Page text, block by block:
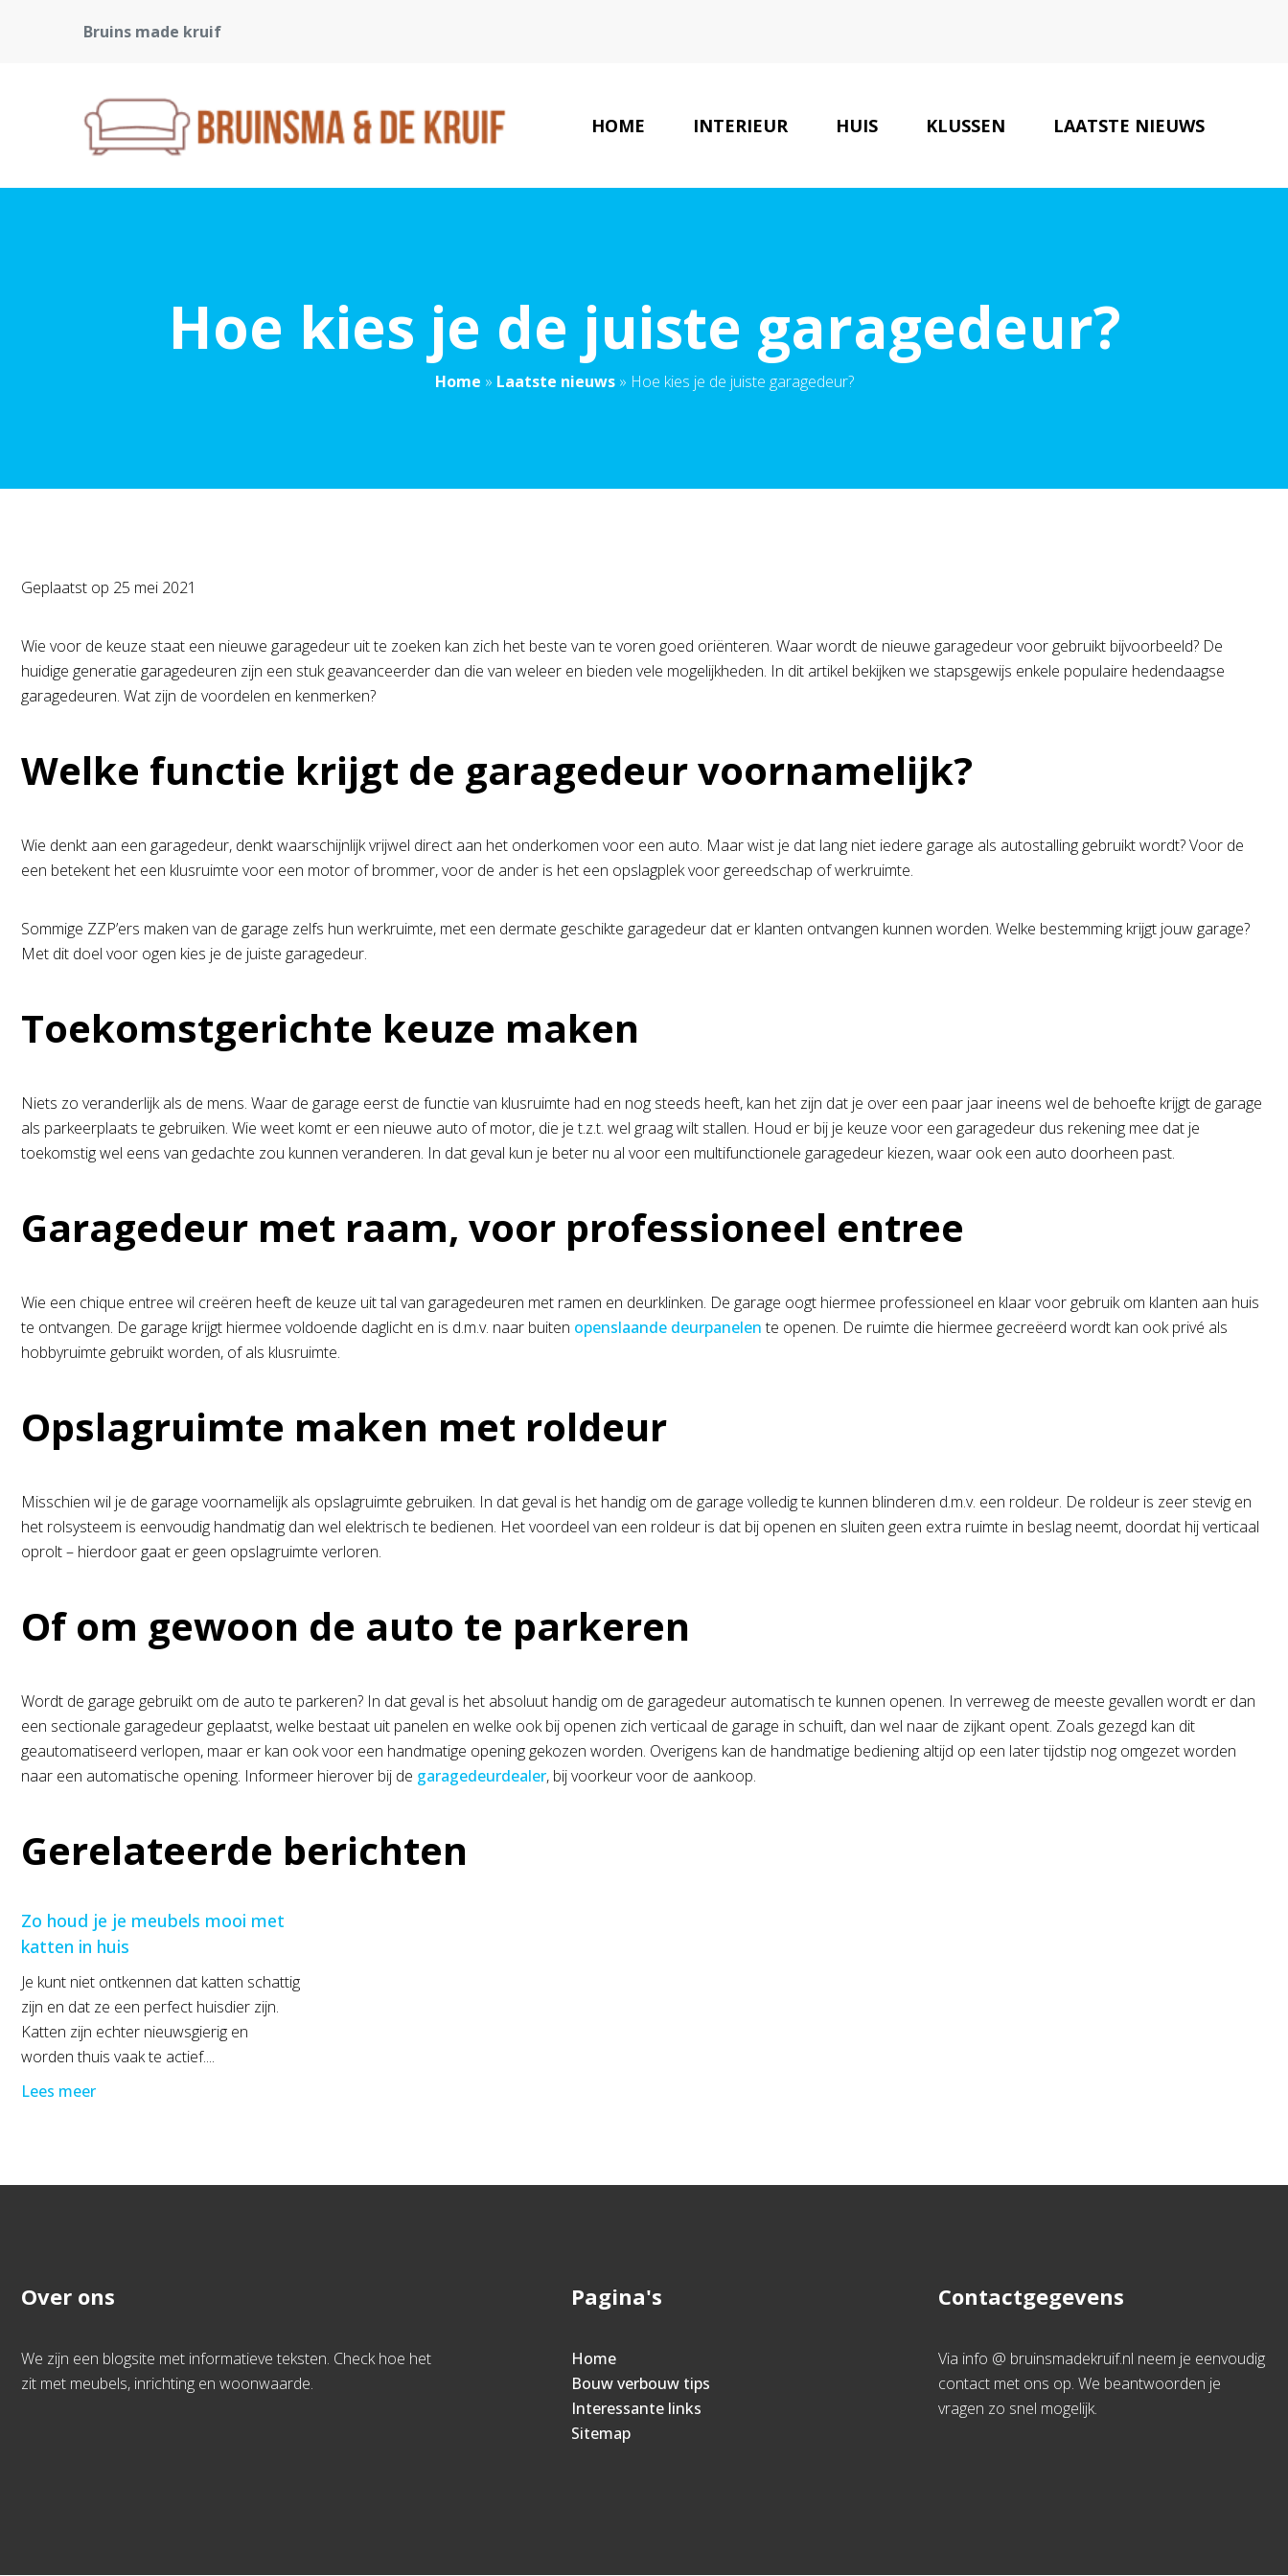
Bruins made kruif
HOME INTERIEUR HUIS KLUSSEN LAATSTE NIEUWS
Hoe kies je de juiste garagedeur?
Home » Laatste nieuws» Hoe kies je de juiste garagedeur?
Geplaatst op 25 mei 2021
Wie voor de keuze staat een nieuwe garagedeur uit te zoeken kan zich het beste van te voren goed oriënteren. Waar wordt de nieuwe garagedeur voor gebruikt bijvoorbeeld? De
huidige generatie garagedeuren zijn een stuk geavanceerder dan die van weleer en bieden vele mogelijkheden. In dit artikel bekijken we stapsgewijs enkele populaire hedendaagse
garagedeuren. Wat zijn de voordelen en kenmerken?
Welke functie krijgt de garagedeur voornamelijk?
Wie denkt aan een garagedeur, denkt waarschijnlijk vrijwel direct aan het onderkomen voor een auto. Maar wist je dat lang niet iedere garage als autostalling gebruikt wordt? Voor de
een betekent het een klusruimte voor een motor of brommer, voor de ander is het een opslagplek voor gereedschap of werkruimte.
Sommige ZZP’ers maken van de garage zelfs hun werkruimte, met een dermate geschikte garagedeur dat er klanten ontvangen kunnen worden. Welke bestemming krijgt jouw garage?
Met dit doel voor ogen kies je de juiste garagedeur.
Toekomstgerichte keuze maken
Niets zo veranderlijk als de mens. Waar de garage eerst de functie van klusruimte had en nog steeds heeft, kan het zijn dat je over een paar jaar ineens wel de behoefte krijgt de garage
als parkeerplaats te gebruiken. Wie weet komt er een nieuwe auto of motor, die je t.z.t. wel graag wilt stallen. Houd er bij je keuze voor een garagedeur dus rekening mee dat je
toekomstig wel eens van gedachte zou kunnen veranderen. In dat geval kun je beter nu al voor een multifunctionele garagedeur kiezen, waar ook een auto doorheen past.
Garagedeur met raam, voor professioneel entree
Wie een chique entree wil creëren heeft de keuze uit tal van garagedeuren met ramen en deurklinken. De garage oogt hiermee professioneel en klaar voor gebruik om klanten aan huis
te ontvangen. De garage krijgt hiermee voldoende daglicht en is d.m.v. naar buiten openslaande deurpanelente openen. De ruimte die hiermee gecreëerd wordt kan ook privé als
hobbyruimte gebruikt worden, of als klusruimte.
Opslagruimte maken met roldeur
Misschien wil je de garage voornamelijk als opslagruimte gebruiken. In dat geval is het handig om de garage volledig te kunnen blinderen d.m.v. een roldeur. De roldeur is zeer stevig en
het rolsysteem is eenvoudig handmatig dan wel elektrisch te bedienen. Het voordeel van een roldeur is dat bij openen en sluiten geen extra ruimte in beslag neemt, doordat hij verticaal
oprolt – hierdoor gaat er geen opslagruimte verloren.
Of om gewoon de auto te parkeren
Wordt de garage gebruikt om de auto te parkeren? In dat geval is het absoluut handig om de garagedeur automatisch te kunnen openen. In verreweg de meeste gevallen wordt er dan
een sectionale garagedeur geplaatst, welke bestaat uit panelen en welke ook bij openen zich verticaal de garage in schuift, dan wel naar de zijkant opent. Zoals gezegd kan dit
geautomatiseerd verlopen, maar er kan ook voor een handmatige opening gekozen worden. Overigens kan de handmatige bediening altijd op een later tijdstip nog omgezet worden
naar een automatische opening. Informeer hierover bij de garagedeurdealer, bij voorkeur voor de aankoop.
Gerelateerde berichten
Zo houd je je meubels mooi met
katten in huis
Je kunt niet ontkennen dat katten schattig
zijn en dat ze een perfect huisdier zijn.
Katten zijn echter nieuwsgierig en
worden thuis vaak te actief....
Lees meer
Over ons
We zijn een blogsite met informatieve teksten. Check hoe het
zit met meubels, inrichting en woonwaarde.
Pagina's
Home
Bouw verbouw tips
Interessante links
Sitemap
Contactgegevens
Via info @ bruinsmadekruif.nl neem je eenvoudig
contact met ons op. We beantwoorden je
vragen zo snel mogelijk.